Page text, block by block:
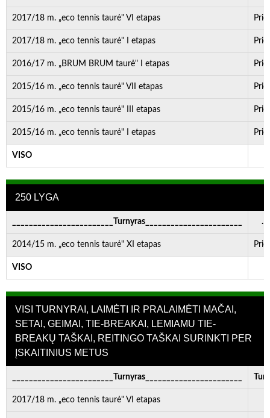
2017/18 m. „eco tennis taurė" VI etapas
2017/18 m. „eco tennis taurė" I etapas
2016/17 m. „BRUM BRUM taurė" I etapas
2015/16 m. „eco tennis taurė" VII etapas
2015/16 m. „eco tennis taurė" III etapas
2015/16 m. „eco tennis taurė" I etapas
VISO
250 LYGA
________________________Turnyras_______________________ . . .
2014/15 m. „eco tennis taurė" XI etapas
VISO
VISI TURNYRAI, LAIMĖTI IR PRALAIMĖTI MAČAI,
SETAI, GEIMAI, TIE-BREAKAI, LEMIAMU TIE-
BREAKŲ TAŠKAI, REITINGO TAŠKAI SURINKTI PER
ĮSKAITINIUS METUS
________________________Turnyras_______________________
2017/18 m. „eco tennis taurė" VI etapas